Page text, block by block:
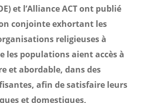
et l’Alliance ACT ont publié
conjointe exhortant les
religieuses à
les populations aient accès à
et abordable, dans des
afin de satisfaire leurs
et domestiques,